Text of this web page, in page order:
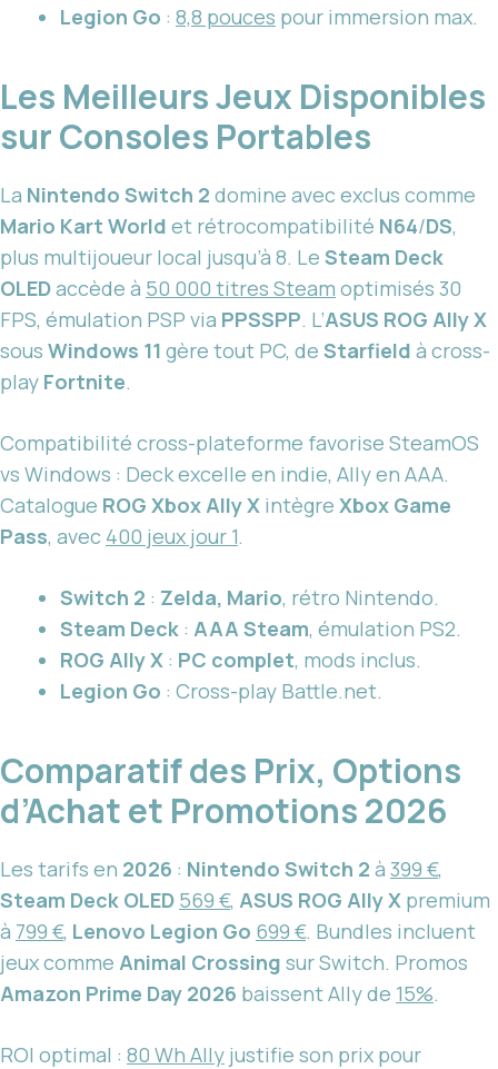
Legion Go : 8,8 pouces pour immersion max.
Les Meilleurs Jeux Disponibles
sur Consoles Portables
La Nintendo Switch 2 domine avec exclus comme
Mario Kart World et rétrocompatibilité N64/DS,
plus multijoueur local jusqu’à 8. Le Steam Deck
OLEDaccède à 50 000 titres Steam optimisés 30
FPS, émulation PSP via PPSSPP. L’ASUS ROG Ally X
sous Windows 11 gère tout PC, de Starfield à cross-
play Fortnite.
Compatibilité cross-plateforme favorise SteamOS
vs Windows : Deck excelle en indie, Ally en AAA.
Catalogue ROG Xbox Ally X intègre Xbox Game
Pass, avec 400 jeux jour 1.
Switch 2 : Zelda, Mario, rétro Nintendo.
Steam Deck : AAA Steam, émulation PS2.
ROG Ally X : PC complet, mods inclus.
Legion Go : Cross-play Battle.net.
Comparatif des Prix, Options
d’Achat et Promotions 2026
Les tarifs en 2026 : Nintendo Switch 2 à 399 €,
Steam Deck OLED 569 €, ASUS ROG Ally X premium
à 799 €, Lenovo Legion Go 699 €. Bundles incluent
jeux comme Animal Crossing sur Switch. Promos
Amazon Prime Day 2026 baissent Ally de 15%.
ROI optimal : 80 Wh Ally justifie son prix pour